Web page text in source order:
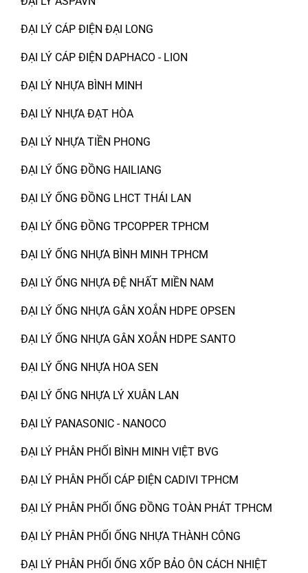
ĐẠI LÝ CÁP ĐIỆN ĐẠI LONG
ĐẠI LÝ CÁP ĐIỆN DAPHACO - LION
ĐẠI LÝ NHỰA BÌNH MINH
ĐẠI LÝ NHỰA ĐẠT HÒA
ĐẠI LÝ NHỰA TIỀN PHONG
ĐẠI LÝ ỐNG ĐỒNG HAILIANG
ĐẠI LÝ ỐNG ĐỒNG LHCT THÁI LAN
ĐẠI LÝ ỐNG ĐỒNG TPCOPPER TPHCM
ĐẠI LÝ ỐNG NHỰA BÌNH MINH TPHCM
ĐẠI LÝ ỐNG NHỰA ĐỆ NHẤT MIỀN NAM
ĐẠI LÝ ỐNG NHỰA GÂN XOẮN HDPE OPSEN
ĐẠI LÝ ỐNG NHỰA GÂN XOẮN HDPE SANTO
ĐẠI LÝ ỐNG NHỰA HOA SEN
ĐẠI LÝ ỐNG NHỰA LÝ XUÂN LAN
ĐẠI LÝ PANASONIC - NANOCO
ĐẠI LÝ PHÂN PHỐI BÌNH MINH VIỆT BVG
ĐẠI LÝ PHÂN PHỐI CÁP ĐIỆN CADIVI TPHCM
ĐẠI LÝ PHÂN PHỐI ỐNG ĐỒNG TOÀN PHÁT TPHCM
ĐẠI LÝ PHÂN PHỐI ỐNG NHỰA THÀNH CÔNG
ĐẠI LÝ PHÂN PHỐI ỐNG XỐP BẢO ÔN CÁCH NHIỆT